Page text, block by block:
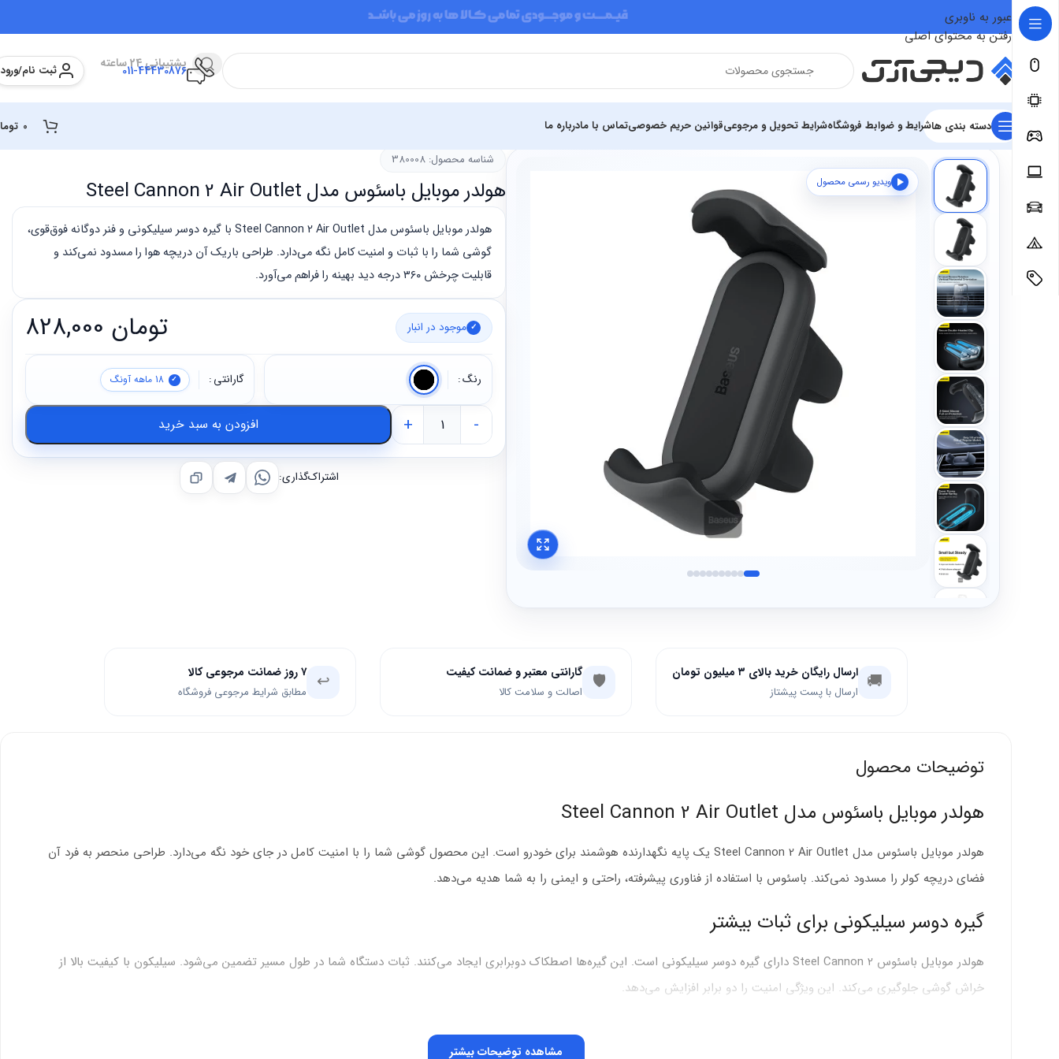
عبور به ناوبری
رفتن به محتوای اصلی
پشتیبانی 24 ساعته
011-44430876 ثبت نام/ورود
دسته بندی هاشرایط و ضوابط فروشگاهشرایط تحویل و مرجوعیقوانین حریم خصوصیتماس با مادرباره ما
فروشگاه سخت افزار و قطعات لوازم جانبی موبایل هولدر
ویدیو رسمی محصول
شناسه محصول: 380008
هولدر موبایل باسئوس مدل Steel Cannon 2 Air Outlet
هولدر موبایل باسئوس مدل Steel Cannon 2 Air Outlet با گیره دوسر سیلیکونی و فنر دوگانه فوق‌قوی،
گوشی شما را با ثبات و امنیت کامل نگه می‌دارد. طراحی باریک آن دریچه هوا را مسدود نمی‌کند و
قابلیت چرخش ۳۶۰ درجه دید بهینه را فراهم می‌آورد.
تومان موجود در انبار
رنگ گارانتی 18 ماهه آونگ
-
+ افزودن به سبد خرید
اشتراک‌گذاری:
🚚 ارسال رایگان خرید بالای ۳ میلیون تومان
ارسال با پست پیشتاز 🛡️ گارانتی معتبر و ضمانت کیفیت
اصالت و سلامت کالا ↩️ ۷ روز ضمانت مرجوعی کالا
مطابق شرایط مرجوعی فروشگاه
توضیحات محصول
هولدر موبایل باسئوس مدل Steel Cannon 2 Air Outlet
هولدر موبایل باسئوس مدل Steel Cannon 2 Air Outlet یک پایه نگهدارنده هوشمند برای خودرو است. این محصول گوشی شما را با امنیت کامل در جای خود نگه می‌دارد. طراحی منحصر به فرد آن
فضای دریچه کولر را مسدود نمی‌کند. باسئوس با استفاده از فناوری پیشرفته، راحتی و ایمنی را به شما هدیه می‌دهد.
گیره دوسر سیلیکونی برای ثبات بیشتر
هولدر موبایل باسئوس Steel Cannon 2 دارای گیره دوسر سیلیکونی است. این گیره‌ها اصطکاک دوبرابری ایجاد می‌کنند. ثبات دستگاه شما در طول مسیر تضمین می‌شود. سیلیکون با کیفیت بالا از
خراش گوشی جلوگیری می‌کند. این ویژگی امنیت را دو برابر افزایش می‌دهد.
در هنگام حرکت خودرو، گوشی شما جابجا نمی‌شود و در موقعیت ثابت باقی می‌ماند.مشاهده توضیحات بیشتر